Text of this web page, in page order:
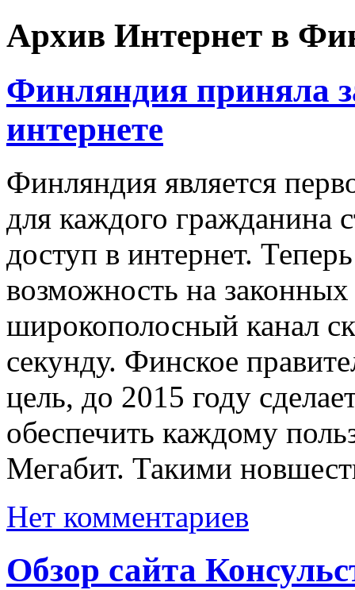
Архив Интернет в
Финляндия приняла
интернете
Финляндия является
для каждого гражданина
доступ в интернет.
возможность на
широкополосный канал
секунду. Финское
цель, до 2015 году
обеспечить каждому
Мегабит. Такими
Нет комментариев
Обзор сайта